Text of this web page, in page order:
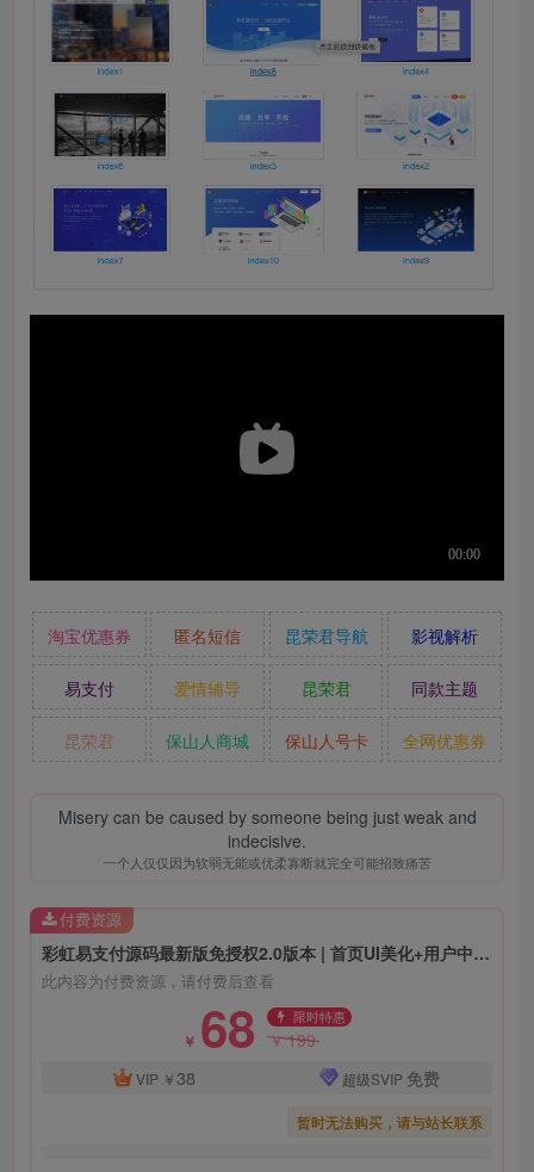
淘宝优惠券 匿名短信 昆荣君导航 影视解析
易支付 爱情辅导 昆荣君 同款主题
昆荣君 保山人商城 保山人号卡 全网优惠券
Misery can be caused by someone being just weak and
indecisive.
一个人仅仅因为软弱无能或优柔寡断就完全可能招致痛苦
彩虹易支付源码最新版免授权2.0版本 | 首页UI美化+用户中心美化版
此内容为付费资源，请付费后查看
￥ 68 限时特惠
￥199
VIP ￥38 超级SVIP 免费
暂时无法购买，请与站长联系
付费资源